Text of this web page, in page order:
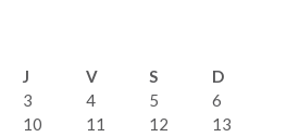
J V S D
3 4 5
6
10 11 12
13